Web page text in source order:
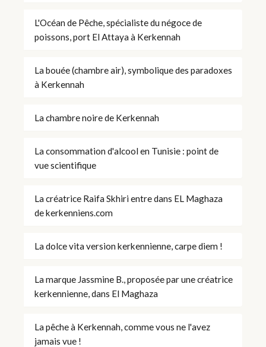
L'Océan de Pêche, spécialiste du négoce de
poissons, port El Attaya à Kerkennah
La bouée (chambre air), symbolique des paradoxes
à Kerkennah
La chambre noire de Kerkennah
La consommation d'alcool en Tunisie : point de
vue scientifique
La créatrice Raifa Skhiri entre dans EL Maghaza
de kerkenniens.com
La dolce vita version kerkennienne, carpe diem !
La marque Jassmine B., proposée par une créatrice
kerkennienne, dans El Maghaza
La pêche à Kerkennah, comme vous ne l'avez
jamais vue !